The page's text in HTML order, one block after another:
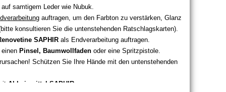
samtigem Leder wie Nubuk.
auftragen, um den Farbton zu verstärken, Glanz
konsultieren Sie die untenstehenden Ratschlagskarten).
SAPHIR als Endverarbeitung auftragen.
Pinsel, Baumwollfaden oder eine Spritzpistole.
Schützen Sie Ihre Hände mit den untenstehenden
Abbeizmittel SAPHIR